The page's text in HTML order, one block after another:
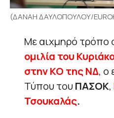
(ΔΑΝΑΗ ΔΑΥΛΟΠΟΥΛΟΥ/
Με αιχμηρό τρόπο
ομιλία του
στην ΚΟ της ΝΔ, ο
Τύπου του ΠΑΣΟΚ,
Τσουκαλάς.